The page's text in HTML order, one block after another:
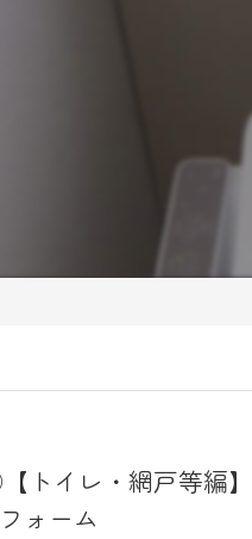
トイレ・網戸等編】
ォーム